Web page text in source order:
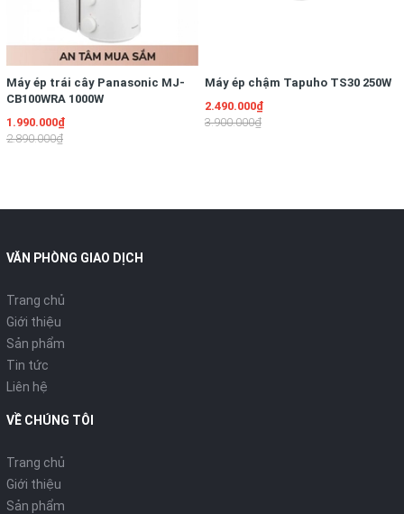
Máy ép trái cây Panasonic MJ-
CB100WRA 1000W
1.990.000₫
2.890.000₫
Máy ép chậm Tapuho TS30 250W
2.490.000₫
3.900.000₫
VĂN PHÒNG GIAO DỊCH
Trang chủ
Giới thiệu
Sản phẩm
Tin tức
Liên hệ
VỀ CHÚNG TÔI
Trang chủ
Giới thiệu
Sản phẩm